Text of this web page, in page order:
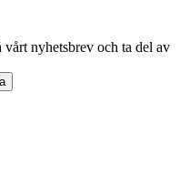
vårt nyhetsbrev och ta del av